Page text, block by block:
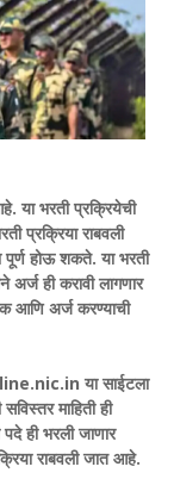
या भरती प्रक्रियेची
प्रक्रिया राबवली
होऊ शकते. या भरती
ही करावी लागणार
आणि अर्ज करण्याची
या साईटला
माहिती ही
ही भरली जाणार
राबवली जात आहे.